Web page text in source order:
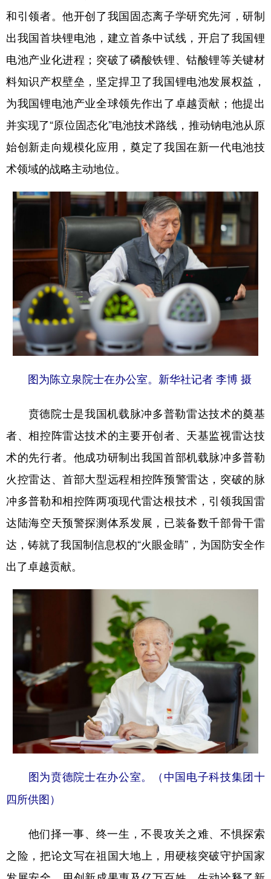
辽宁 吉林 上海 江苏
浙江 安徽 福建 江西
山东 河南 湖北 湖南
陕西 甘肃 青海 宁夏
新疆 内蒙古
多语种频道
Français عربى
Русский язык 日本語 한국어
Deutsch Português
和引领者。他开创了我国固态离子学研究先河，研制
出我国首块锂电池，建立首条中试线，开启了我国锂
电池产业化进程；突破了磷酸铁锂、钴酸锂等关键材
料知识产权壁垒，坚定捍卫了我国锂电池发展权益，
为我国锂电池产业全球领先作出了卓越贡献；他提出
并实现了“原位固态化”电池技术路线，推动钠电池从原
始创新走向规模化应用，奠定了我国在新一代电池技
术领域的战略主动地位。
图为陈立泉院士在办公室。新华社记者 李博 摄
贲德院士是我国机载脉冲多普勒雷达技术的奠基
者、相控阵雷达技术的主要开创者、天基监视雷达技
术的先行者。他成功研制出我国首部机载脉冲多普勒
火控雷达、首部大型远程相控阵预警雷达，突破的脉
冲多普勒和相控阵两项现代雷达根技术，引领我国雷
达陆海空天预警探测体系发展，已装备数千部骨干雷
达，铸就了我国制信息权的“火眼金睛”，为国防安全作
出了卓越贡献。
图为贲德院士在办公室。（中国电子科技集团十
四所供图）
他们择一事、终一生，不畏攻关之难、不惧探索
之险，把论文写在祖国大地上，用硬核突破守护国家